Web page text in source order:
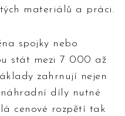
materiálů a práci.
spojky nebo
stát mezi 7 000 až
zahrnují nejen
díly nutné
cenové rozpětí tak